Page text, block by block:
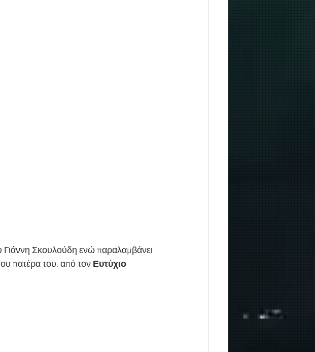
Γιάννη Σκουλούδη ενώ παραλαμβάνει
πατέρα του, από τον Ευτύχιο